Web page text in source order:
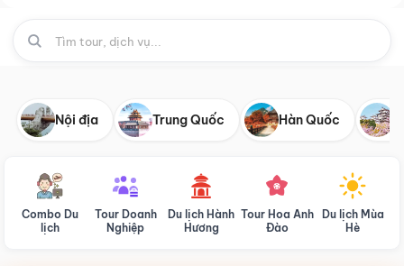
Nội địa Trung Quốc Hàn Quốc
Combo Du
lịch
Tour Doanh
Nghiệp
Du lịch Hành
Hương
Tour Hoa Anh
Đào
Du lịch Mùa
Hè